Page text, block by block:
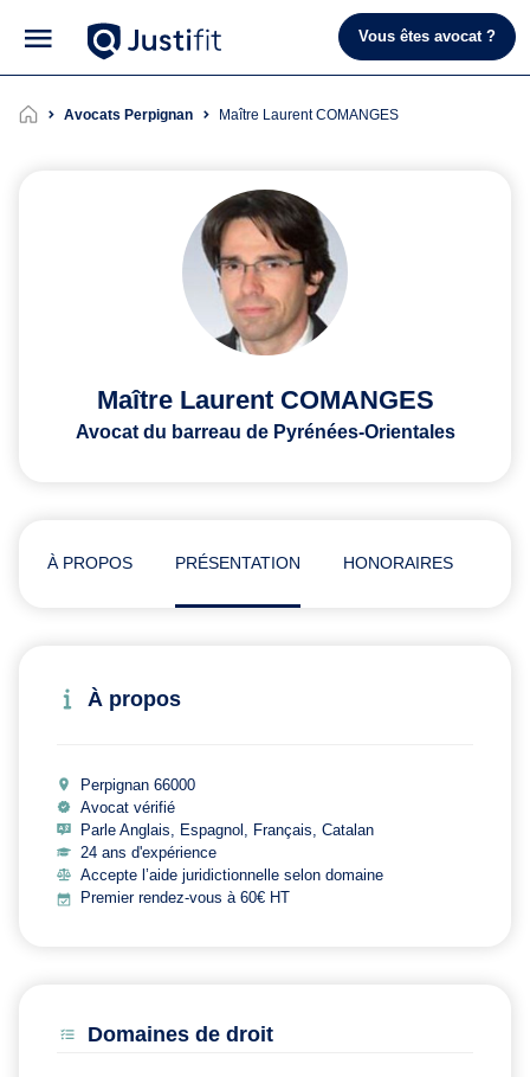
Vous êtes avocat ?
Avocats Perpignan Maître Laurent COMANGES
Maître Laurent COMANGES
Avocat du barreau de Pyrénées-Orientales
À PROPOS PRÉSENTATION HONORAIRES
À propos
Perpignan 66000
Avocat vérifié
Parle Anglais, Espagnol, Français, Catalan
24 ans d'expérience
Accepte l’aide juridictionnelle selon domaine
Premier rendez-vous à 60€ HT
Domaines de droit